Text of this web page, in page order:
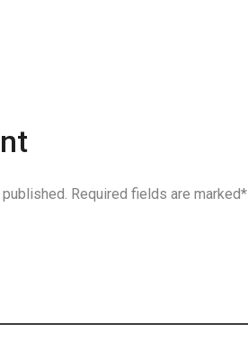
Required fields are marked*